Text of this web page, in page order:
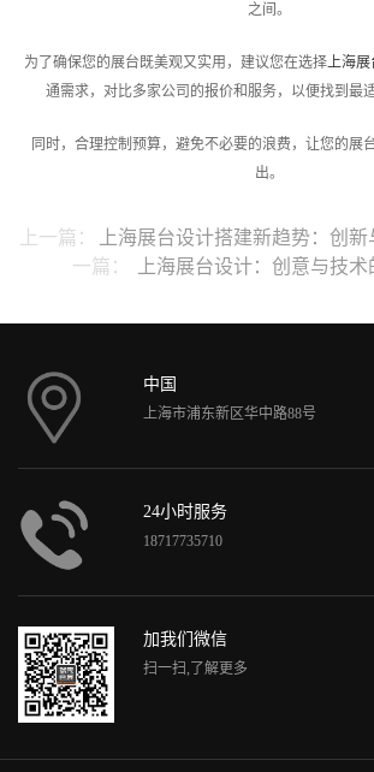
之间。
为了确保您的展台既美观又实用，建议您在选择上海展
通需求，对比多家公司的报价和服务，以便找到最
同时，合理控制预算，避免不必要的浪费，让您的展
出。
上一篇： 上海展台设计搭建新趋势：创
一篇：
上海展台设计：创意与技
中国
上海市浦东新区华中路88号
24小时服务
18717735710
加我们微信
扫一扫,了解更多